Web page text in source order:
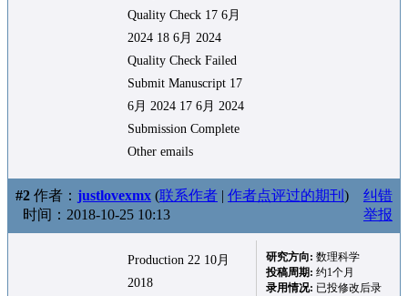
Quality Check 17 6月
2024 18 6月 2024
Quality Check Failed
Submit Manuscript 17
6月 2024 17 6月 2024
Submission Complete
Other emails
#2 作者： justlovexmx (联系作者 | 作者点评过的期刊 )
时间：2018-10-25 10:13
纠错
举报
Production 22 10月
2018
研究方向: 数理科学
投稿周期: 约1个月
录用情况: 已投修改后录